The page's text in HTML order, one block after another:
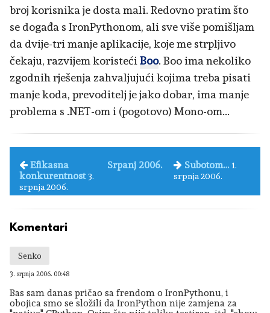
broj korisnika je dosta mali. Redovno pratim što
se događa s IronPythonom, ali sve više pomišljam
da dvije-tri manje aplikacije, koje me strpljivo
čekaju, razvijem koristeći Boo. Boo ima nekoliko
zgodnih rješenja zahvaljujući kojima treba pisati
manje koda, prevoditelj je jako dobar, ima manje
problema s .NET-om i (pogotovo) Mono-om...
Efikasna
konkurentnost 3.
srpnja 2006.
Srpanj 2006. Subotom… 1.
srpnja 2006.
Komentari
Senko
3. srpnja 2006. 00:48
Bas sam danas pričao sa frendom o IronPythonu, i
obojica smo se složili da IronPython nije zamjena za